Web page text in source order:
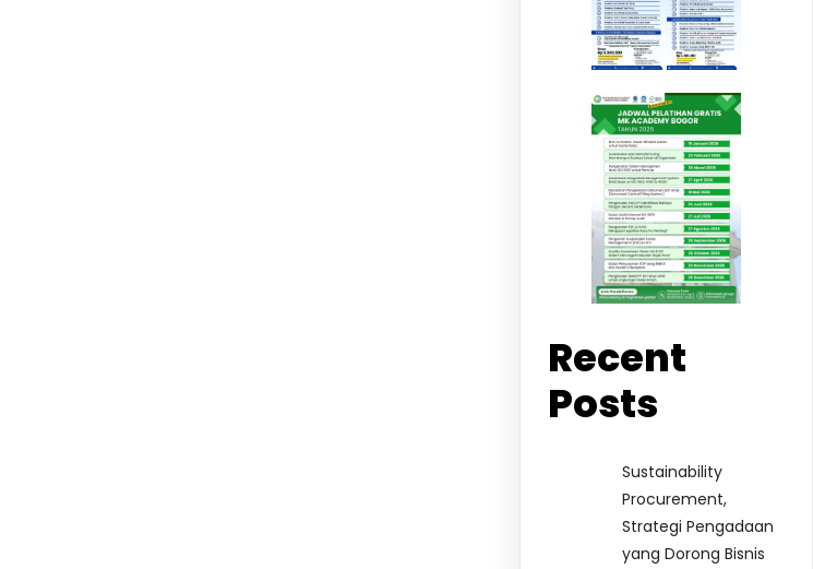
Recent
Posts
Sustainability
Procurement,
Strategi Pengadaan
yang Dorong Bisnis